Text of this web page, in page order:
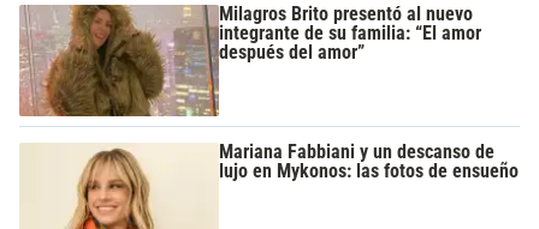
Milagros Brito presentó al nuevo
integrante de su familia: “El amor
después del amor”
Mariana Fabbiani y un descanso de
lujo en Mykonos: las fotos de ensueño